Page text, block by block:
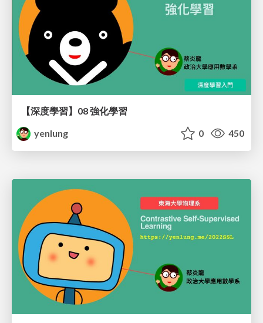
【深度學習】08 強化學習
yenlung
0 450